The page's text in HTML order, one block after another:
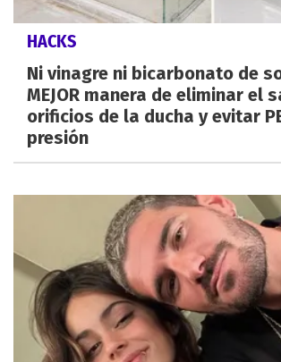
HACKS
Ni vinagre ni bicarbonato de
MEJOR manera de eliminar el
orificios de la ducha y evitar
presión